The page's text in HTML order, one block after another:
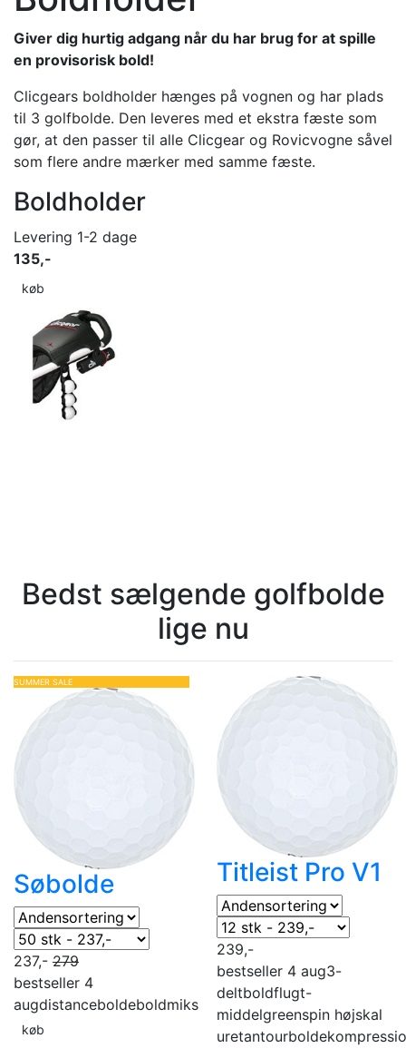
Giver dig hurtig adgang når du har brug for at spille
en provisorisk bold!
Clicgears boldholder hænges på vognen og har plads
til 3 golfbolde. Den leveres med et ekstra fæste som
gør, at den passer til alle Clicgear og Rovicvogne såvel
som flere andre mærker med samme fæste.
Boldholder
Levering 1-2 dage
135,-
køb
Bedst sælgende golfbolde
lige nu
SUMMER SALE
Søbolde
237,- 279
bestseller 4
augdistanceboldeboldmiks
køb
Titleist Pro V1
239,-
bestseller 4 aug3-
deltboldflugt-
middelgreenspin højskal
uretantourbolde